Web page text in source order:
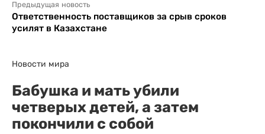
Предыдущая новость
Ответственность поставщиков за срыв сроков
усилят в Казахстане
Новости мира
Бабушка и мать убили
четверых детей, а затем
покончили с собой